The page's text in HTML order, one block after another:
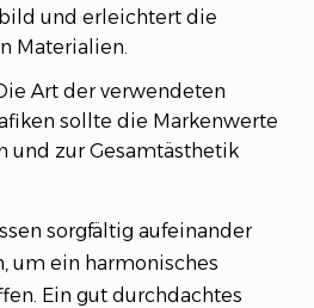
und erleichtert die
Materialien.
Art der verwendeten
sollte die Markenwerte
und zur Gesamtästhetik
sorgfältig aufeinander
um ein harmonisches
Ein gut durchdachtes